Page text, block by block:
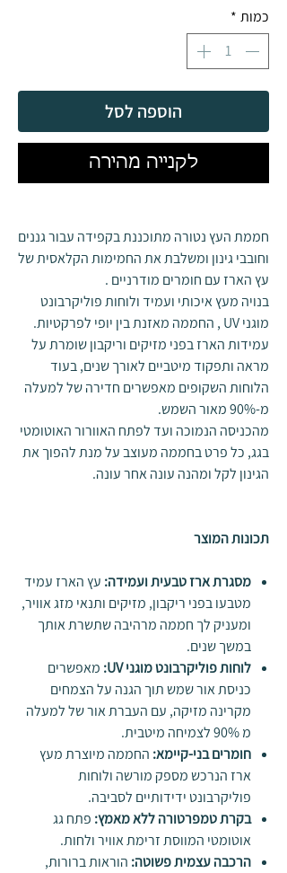
כמות *
הוספה לסל
לקנייה מהירה
חממת העץ נטורה מתוכננת בקפידה עבור גננים
וחובבי גינון ומשלבת את החמימות הקלאסית של
עץ הארז עם חומרים מודרניים .
בנויה מעץ איכותי ועמיד ולוחות פוליקרבונט
מוגני
, החממה מאזנת בין יופי לפרקטיות.
עמידות הארז בפני מזיקים וריקבון שומרת על
מראה ותפקוד מיטביים לאורך שנים, בעוד
הלוחות השקופים מאפשרים חדירה של למעלה
מ-90% מאור השמש.
מהכניסה הנמוכה ועד לפתח האוורור האוטומטי
בגג, כל פרט בחממה מעוצב על מנת להפוך את
הגינון לקל ומהנה עונה אחר עונה.
תכונות המוצר
מסגרת ארז טבעית ועמידה: עץ הארז עמיד
מטבעו בפני ריקבון, מזיקים ותנאי מזג אוויר,
ומעניק לך חממה מרהיבה שתשרת אותך
במשך שנים.
לוחות פוליקרבונט מוגניUV
: מאפשרים
כניסת אור שמש תוך הגנה על הצמחים
מקרינה מזיקה, עם העברת אור של למעלה
מ 90% לצמיחה מיטבית.
חומרים בני-קיימא: החממה מיוצרת מעץ
ארז הנרכש מספק מורשה ולוחות
פוליקרבונט ידידותיים לסביבה.
בקרת טמפרטורה ללא מאמץ: פתח גג
אוטומטי המווסת זרימת אוויר ולחות.
הרכבה עצמית פשוטה: הוראות ברורות,